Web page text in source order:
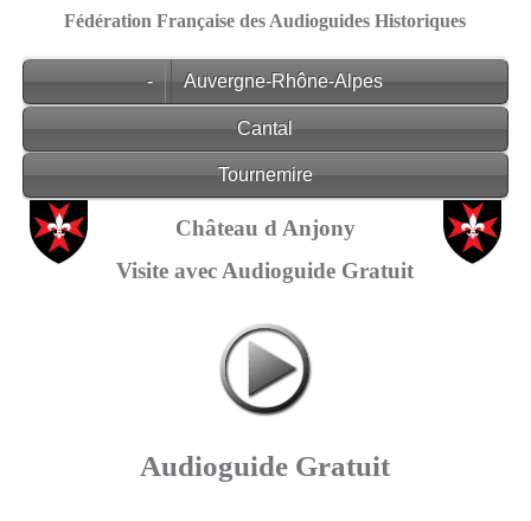
Fédération Française des Audioguides Historiques
- Auvergne-Rhône-Alpes
Cantal
Tournemire
Château d Anjony
Visite avec Audioguide Gratuit
Audioguide Gratuit